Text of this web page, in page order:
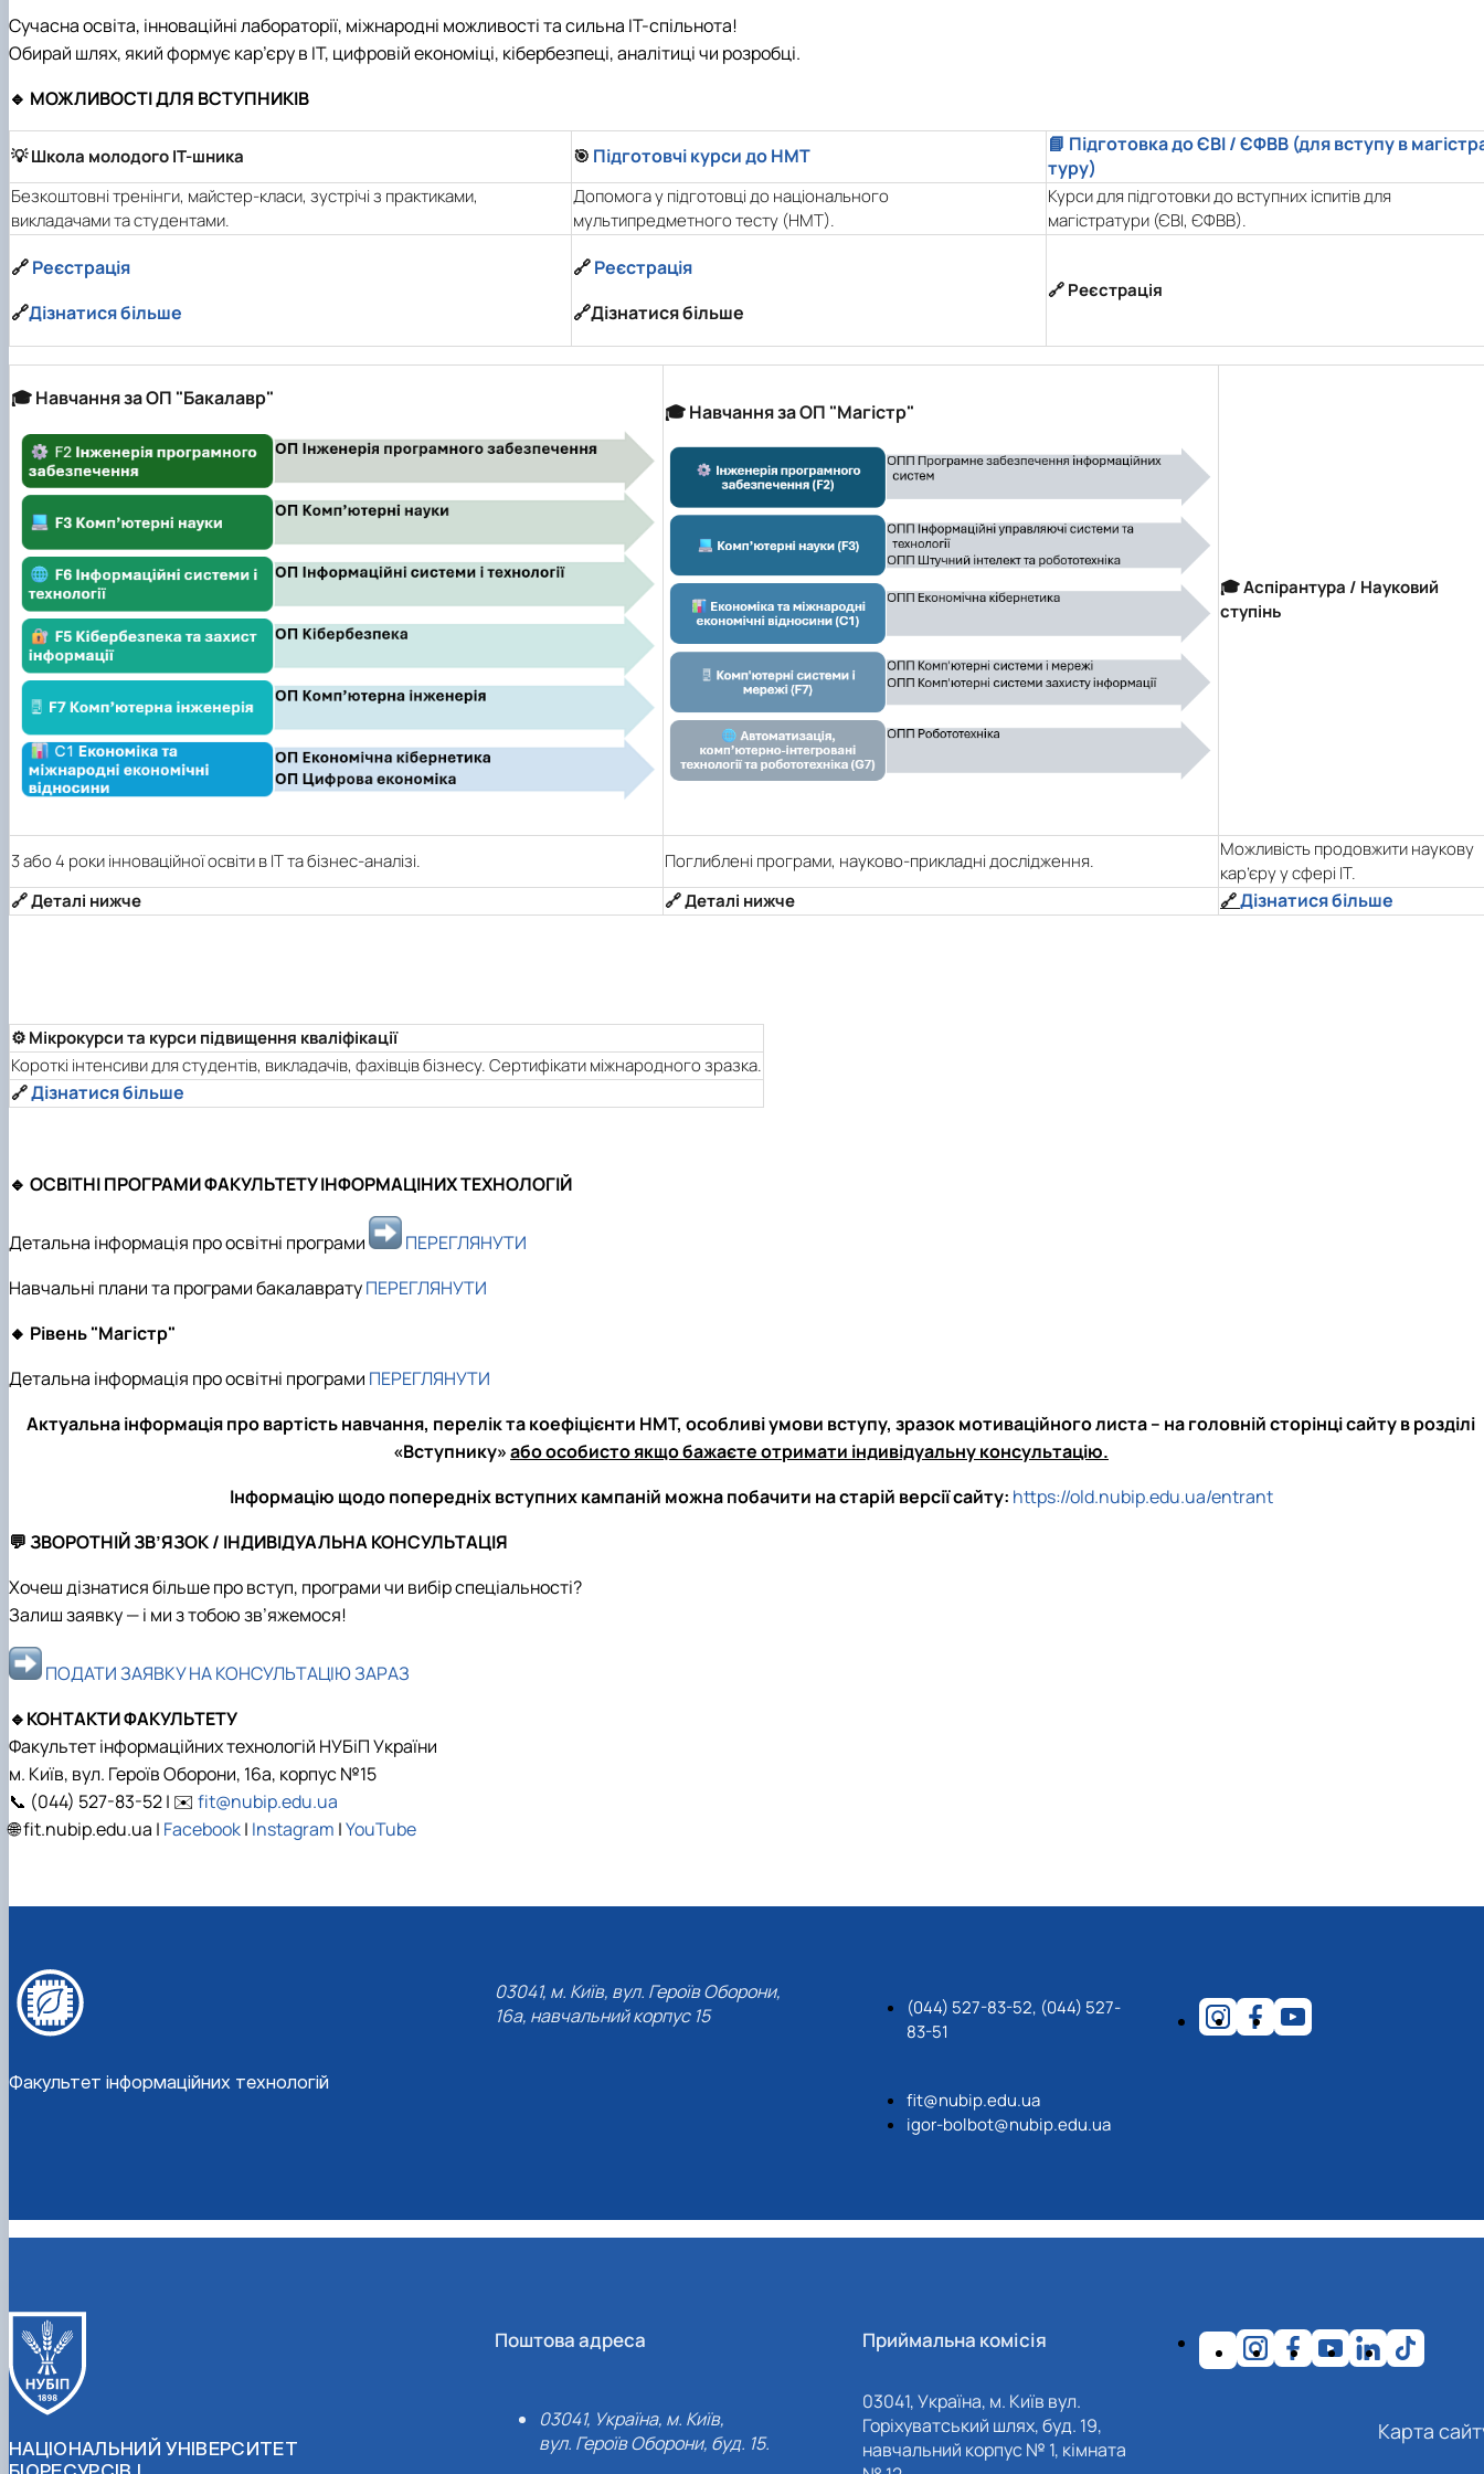
Нормативно-правові документи
Скринька довіри
Скринька довіри
Сторінка магістра
Сучасна освіта, інноваційні лабораторії, міжнародні можливості та сильна ІТ-спільнота!
Обирай шлях, який формує кар’єру в ІТ, цифровій економіці, кібербезпеці, аналітиці чи розробці.
🔹 МОЖЛИВОСТІ ДЛЯ ВСТУПНИКІВ
💡 Школа молодого ІТ-шника 🎯 Підготовчі курси до НМТ
📘 Підготовка до ЄВІ / ЄФВВ (для вступу в
туру)
Безкоштовні тренінги, майстер-класи, зустрічі з практиками,
викладачами та студентами.
Допомога у підготовці до національного
мультипредметного тесту (НМТ).
Курси для підготовки до вступних іспитів для
магістратури (ЄВІ, ЄФВВ).
🔗Реєстрація
🔗Дізнатися більше
🔗Реєстрація
🔗Дізнатися більше
🔗 Реєстрація
🎓 Навчання за ОП "Бакалавр"
🎓 Навчання за ОП "Магістр"
🎓 Аспірантура / Науковий
ступінь
3 або 4 роки інноваційної освіти в ІТ та бізнес-аналізі. Поглиблені програми, науково-прикладні дослідження.
Можливість продовжити наукову
кар’єру у сфері ІТ.
🔗 Деталі нижче
🔗 Деталі нижче 🔗Дізнатися більше
⚙️ Мікрокурси та курси підвищення кваліфікації
Короткі інтенсиви для студентів, викладачів, фахівців бізнесу. Сертифікати міжнародного зразка.
🔗Дізнатися більше
🔹 ОСВІТНІ ПРОГРАМИ ФАКУЛЬТЕТУ ІНФОРМАЦІНИХ ТЕХНОЛОГІЙ
Детальна інформація про освітні програми
ПЕРЕГЛЯНУТИ
Навчальні плани та програми бакалавратуПЕРЕГЛЯНУТИ
🔸 Рівень "Магістр"
Детальна інформація про освітні програми ПЕРЕГЛЯНУТИ
Актуальна інформація про вартість навчання, перелік та коефіцієнти НМТ, особливі умови вступу, зразок мотиваційного листа – на головній сторінці сайту в розділі
«Вступнику»або особисто якщо бажаєте отримати індивідуальну консультацію.
Інформацію щодо попередніх вступних кампаній можна побачити на старій версії сайту: https://old.nubip.edu.ua/entrant
💬 ЗВОРОТНІЙ ЗВ’ЯЗОК / ІНДИВІДУАЛЬНА КОНСУЛЬТАЦІЯ
Хочеш дізнатися більше про вступ, програми чи вибір спеціальності?
Залиш заявку — і ми з тобою зв’яжемося!
ПОДАТИ ЗАЯВКУ НА КОНСУЛЬТАЦІЮ ЗАРАЗ
🔹КОНТАКТИ ФАКУЛЬТЕТУ
Факультет інформаційних технологій НУБіП України
м. Київ, вул. Героїв Оборони, 16а, корпус №15
📞 (044) 527-83-52 | ✉️ fit@nubip.edu.ua
🌐 fit.nubip.edu.ua | Facebook| Instagram |YouTube
Факультет інформаційних технологій
03041, м. Київ, вул. Героїв Оборони,
16а, навчальний корпус 15
(044) 527-83-52, (044) 527-
83-51
fit@nubip.edu.ua
igor-bolbot@nubip.edu.ua
НАЦІОНАЛЬНИЙ УНІВЕРСИТЕТ
Поштова адреса
03041, Україна, м. Київ,
вул. Героїв Оборони, буд. 15.
Приймальна комісія
03041, Україна, м. Київ вул.
Горіхуватський шлях, буд. 19,
навчальний корпус № 1, кімната
Карта